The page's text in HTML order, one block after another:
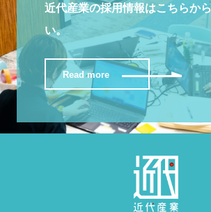
近代産業の採用情報はこちらか
い。
Read more